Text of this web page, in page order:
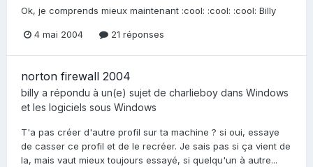
Ok, je comprends mieux maintenant :cool: :cool: :cool: Billy
4 mai 2004 21 réponses
norton firewall 2004
billy a répondu à un(e) sujet de charlieboy dans Windows
et les logiciels sous Windows
T'a pas créer d'autre profil sur ta machine ? si oui, essaye
de casser ce profil et de le recréer. Je sais pas si ça vient de
la, mais vaut mieux toujours essayé, si quelqu'un à autre...